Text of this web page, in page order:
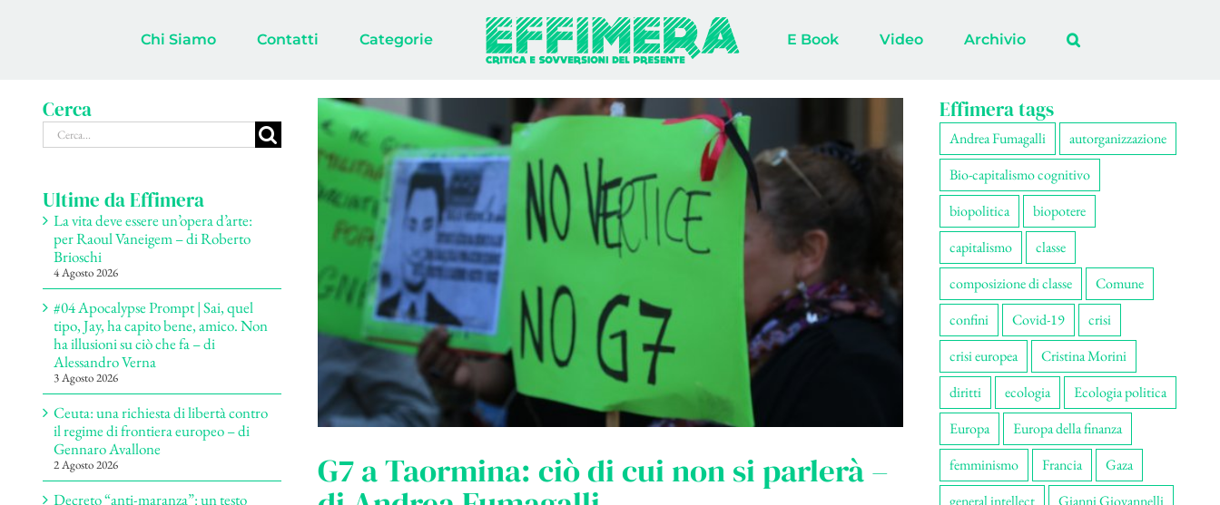
Chi Siamo Contatti Categorie E Book Video Archivio
Ingrandisci
immagine
G7 a Taormina: ciò di cui non si parlerà –
Cerca
Cerca
per:
Ultime da Effimera
La vita deve essere un’opera d’arte:
per Raoul Vaneigem – di Roberto
Brioschi
4 Agosto 2026
#04 Apocalypse Prompt | Sai, quel
tipo, Jay, ha capito bene, amico. Non
ha illusioni su ciò che fa – di
Alessandro Verna
3 Agosto 2026
Ceuta: una richiesta di libertà contro
il regime di frontiera europeo – di
Gennaro Avallone
2 Agosto 2026
Decreto “anti-maranza”: un testo
Effimera tags
Andrea Fumagalli
autorganizzazione
Bio-capitalismo cognitivo
biopolitica
biopotere
capitalismo
classe
composizione di classe
Comune
confini
Covid-19
crisi
crisi europea
Cristina Morini
diritti
ecologia
Ecologia politica
Europa
Europa della finanza
femminismo
Francia
Gaza
general intellect
Gianni Giovannelli